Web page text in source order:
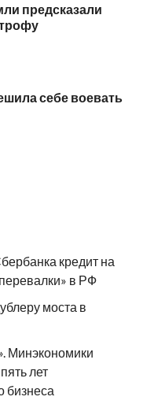
предсказали
себе воевать
кредит на
в РФ
моста в
Минэкономики
лет
бизнеса